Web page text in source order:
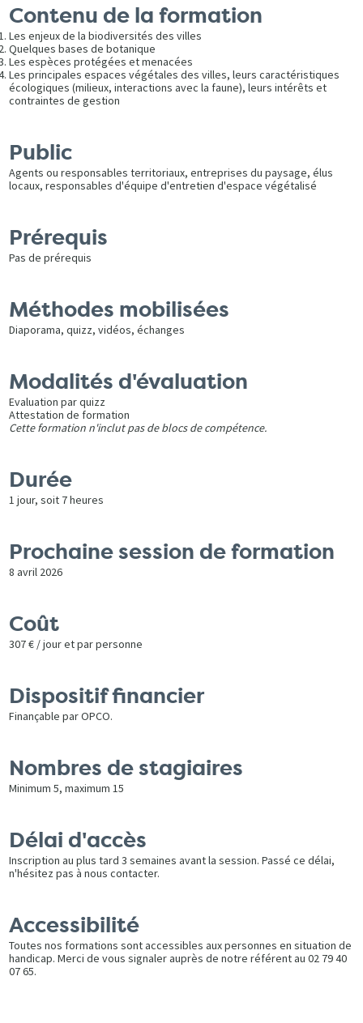
Contenu de la formation
Les enjeux de la biodiversités des villes
Quelques bases de botanique
Les espèces protégées et menacées
Les principales espaces végétales des villes, leurs caractéristiques
écologiques (milieux, interactions avec la faune), leurs intérêts et
contraintes de gestion
Public
Agents ou responsables territoriaux, entreprises du paysage, élus
locaux, responsables d'équipe d'entretien d'espace végétalisé
Prérequis
Pas de prérequis
Méthodes mobilisées
Diaporama, quizz, vidéos, échanges
Modalités d'évaluation
Evaluation par quizz
Attestation de formation
Cette formation n'inclut pas de blocs de compétence.
Durée
1 jour, soit 7 heures
Prochaine session de formation
8 avril 2026
Coût
307 € / jour et par personne
Dispositif financier
Finançable par OPCO.
Nombres de stagiaires
Minimum 5, maximum 15
Délai d'accès
Inscription au plus tard 3 semaines avant la session. Passé ce délai,
n'hésitez pas à nous contacter.
Accessibilité
Toutes nos formations sont accessibles aux personnes en situation de
handicap. Merci de vous signaler auprès de notre référent au 02 79 40
07 65.